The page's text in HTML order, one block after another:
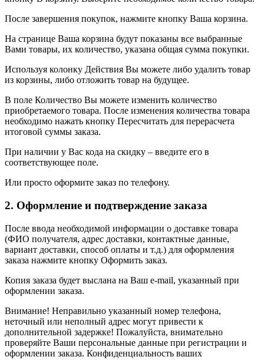
После завершения покупок, нажмите кнопку Ваша корзина.
На странице Ваша корзина будут показаны все выбранные
Вами товары, их количество, указана общая сумма покупки.
Используя колонку Действия Вы можете либо удалить товар
из корзины, либо отложить товар на будущее.
В поле Количество Вы можете изменить количество
приобретаемого товара. После изменения количества товара
необходимо нажать кнопку Пересчитать для перерасчета
итоговой суммы заказа.
При наличии у Вас кода на скидку – введите его в
соответствующее поле.
Или просто оформите заказ по телефону.
2. Оформление и подтверждение заказа
После ввода необходимой информации о доставке товара
(ФИО получателя, адрес доставки, контактные данные,
вариант доставки, способ оплаты и т.д.) для оформления
заказа нажмите кнопку Оформить заказ.
Копия заказа будет выслана на Ваш e-mail, указанный при
оформлении заказа.
Внимание! Неправильно указанный номер телефона,
неточный или неполный адрес могут привести к
дополнительной задержке! Пожалуйста, внимательно
проверяйте Ваши персональные данные при регистрации и
оформлении заказа. Конфиденциальность ваших